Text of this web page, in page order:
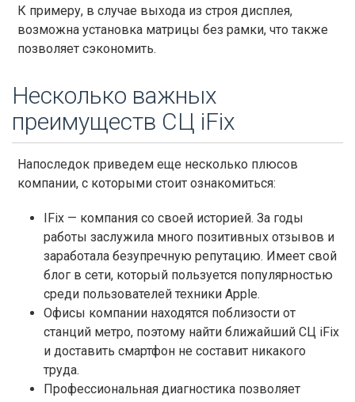
К примеру, в случае выхода из строя дисплея,
возможна установка матрицы без рамки, что также
позволяет сэкономить.
Несколько важных
преимуществ СЦ iFix
Напоследок приведем еще несколько плюсов
компании, с которыми стоит ознакомиться:
IFix — компания со своей историей. За годы
работы заслужила много позитивных отзывов и
заработала безупречную репутацию. Имеет свой
блог в сети, который пользуется популярностью
среди пользователей техники Apple.
Офисы компании находятся поблизости от
станций метро, поэтому найти ближайший СЦ iFix
и доставить смартфон не составит никакого
труда.
Профессиональная диагностика позволяет